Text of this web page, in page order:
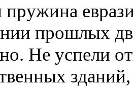
пружина
прошлых
Не успели